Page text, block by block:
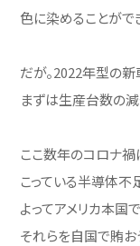
色に染めることがで
だが。2022年型の新
まずは生産台数の
ここ数年のコロナ禍
こっている半導体不
よってアメリカ本国
それらを自国で賄